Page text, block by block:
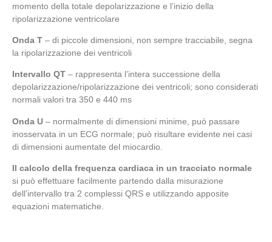
momento della totale depolarizzazione e l’inizio della
ripolarizzazione ventricolare
Onda T – di piccole dimensioni, non sempre tracciabile, segna
la ripolarizzazione dei ventricoli
Intervallo QT – rappresenta l’intera successione della
depolarizzazione/ripolarizzazione dei ventricoli; sono considerati
normali valori tra 350 e 440 ms
Onda U – normalmente di dimensioni minime, può passare
inosservata in un ECG normale; può risultare evidente nei casi
di dimensioni aumentate del miocardio.
Il calcolo della frequenza cardiaca in un tracciato normale
si può effettuare facilmente partendo dalla misurazione
dell’intervallo tra 2 complessi QRS e utilizzando apposite
equazioni matematiche.